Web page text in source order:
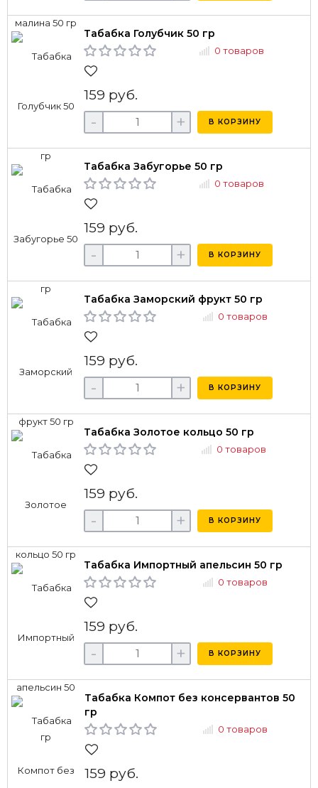
Табабка Голубчик 50 гр
0 товаров
159 руб.
- + В КОРЗИНУ
Табабка Забугорье 50 гр
0 товаров
159 руб.
- + В КОРЗИНУ
Табабка Заморский фрукт 50 гр
0 товаров
159 руб.
- + В КОРЗИНУ
Табабка Золотое кольцо 50 гр
0 товаров
159 руб.
- + В КОРЗИНУ
Табабка Импортный апельсин 50 гр
0 товаров
159 руб.
- + В КОРЗИНУ
Табабка Компот без консервантов 50
гр
0 товаров
159 руб.